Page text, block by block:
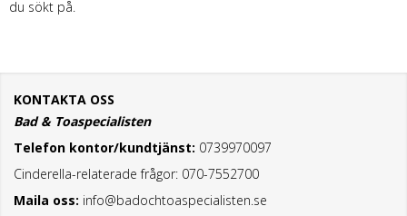
du sökt på.
KONTAKTA OSS
Bad & Toaspecialisten
Telefon kontor/kundtjänst: 0739970097
Cinderella-relaterade frågor: 070-7552700
Maila oss: info@badochtoaspecialisten.se